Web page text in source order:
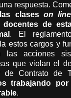
respuesta.
las clases on line
de
. El
estos cargos y
las acciones
que violan el
Contrato de
trabajando
.